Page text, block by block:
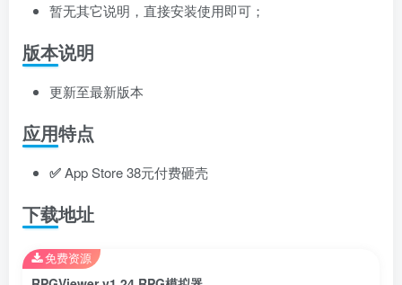
暂无其它说明，直接安装使用即可；
版本说明
更新至最新版本
应用特点
✅App Store 38元付费砸壳
下载地址
免费资源